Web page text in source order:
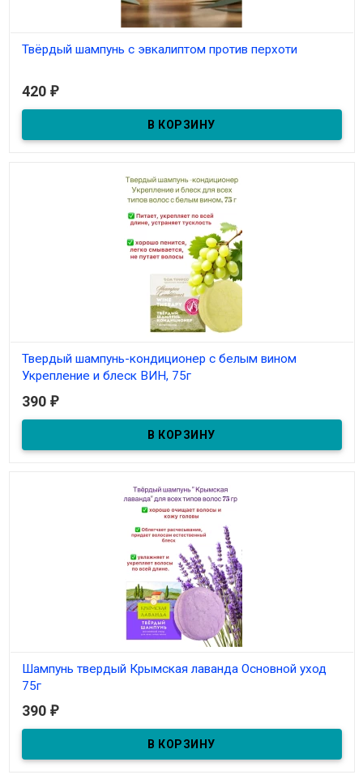
Твёрдый шампунь с эвкалиптом против перхоти
420 ₽
Твердый шампунь-кондиционер с белым вином
Укрепление и блеск ВИН, 75г
В наличии
390 ₽
Шампунь твердый Крымская лаванда Основной уход
75г
В наличии
390 ₽